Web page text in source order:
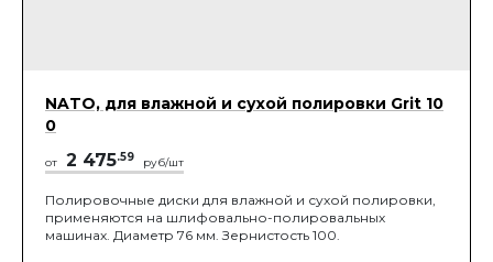
NATO, для влажной и сухой полировки Grit 10
0
от 2 475.59 руб/шт
Полировочные диски для влажной и сухой полировки,
применяются на шлифовально-полировальных
машинах. Диаметр 76 мм. Зернистость 100.